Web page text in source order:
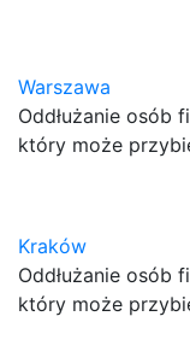
Warszawa
Oddłużanie osób
który może
Kraków
Oddłużanie osób
który może